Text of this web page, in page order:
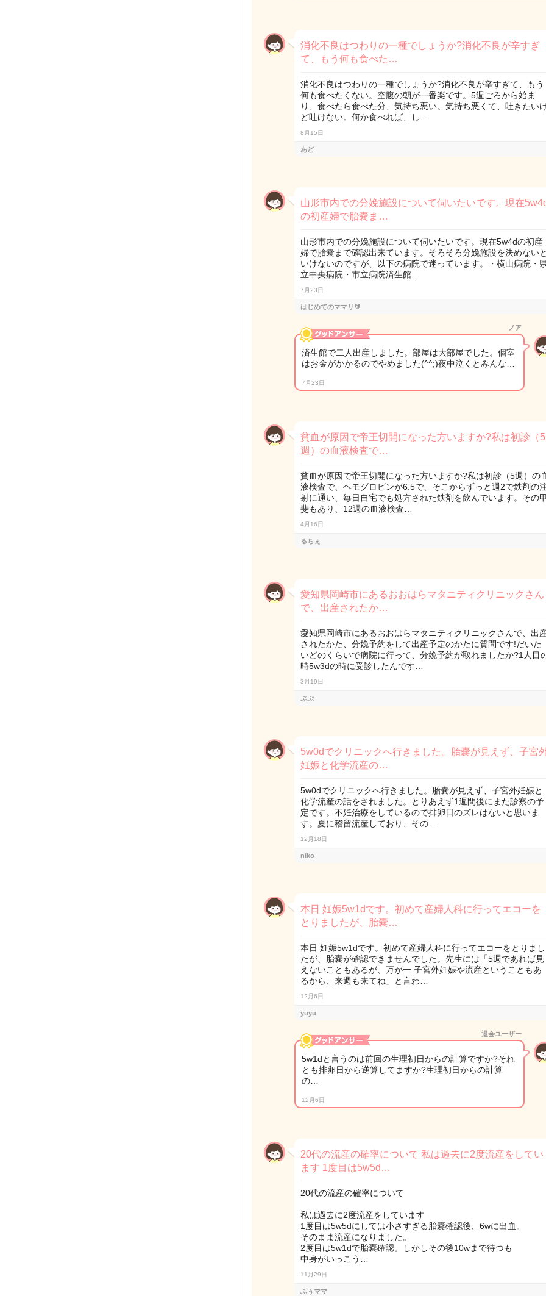
消化不良はつわりの一種でしょうか?消化不良が辛すぎ
て、もう何も食べた…
消化不良はつわりの一種でしょうか?消化不良が辛すぎて、もう
何も食べたくない。空腹の朝が一番楽です。5週ごろから始ま
り、食べたら食べた分、気持ち悪い。気持ち悪くて、吐きたい
ど吐けない。何か食べれば、し…
8月15日
あど
山形市内での分娩施設について伺いたいです。現在
の初産婦で胎嚢ま…
山形市内での分娩施設について伺いたいです。現在5w4dの初産
婦で胎嚢まで確認出来ています。そろそろ分娩施設を決めない
いけないのですが、以下の病院で迷っています。・横山病院・
立中央病院・市立病院済生館…
7月23日
はじめてのママリ🔰
ノア
済生館で二人出産しました。部屋は大部屋でした。個室
はお金がかかるのでやめました(^^;)夜中泣くとみんな…
7月23日
貧血が原因で帝王切開になった方いますか?私は初診（5
週）の血液検査で…
貧血が原因で帝王切開になった方いますか?私は初診（5週）の
液検査で、ヘモグロビンが6.5で、そこからずっと週2で鉄剤の
射に通い、毎日自宅でも処方された鉄剤を飲んでいます。その
斐もあり、12週の血液検査…
4月16日
るちぇ
愛知県岡崎市にあるおおはらマタニティクリニックさん
で、出産されたか…
愛知県岡崎市にあるおおはらマタニティクリニックさんで、出
されたかた、分娩予約をして出産予定のかたに質問です!だいた
いどのくらいで病院に行って、分娩予約が取れましたか?1人目
時5w3dの時に受診したんです…
3月19日
ぷぷ
5w0dでクリニックへ行きました。胎嚢が見えず、子宮
妊娠と化学流産の…
5w0dでクリニックへ行きました。胎嚢が見えず、子宮外妊娠と
化学流産の話をされました。とりあえず1週間後にまた診察の予
定です。不妊治療をしているので排卵日のズレはないと思いま
す。夏に稽留流産しており、その…
12月18日
niko
本日 妊娠5w1dです。初めて産婦人科に行ってエコーを
とりましたが、胎嚢…
本日 妊娠5w1dです。初めて産婦人科に行ってエコーをとりまし
たが、胎嚢が確認できませんでした。先生には「5週であれば見
えないこともあるが、万が一 子宮外妊娠や流産ということもあ
るから、来週も来てね」と言わ…
12月6日
yuyu
退会ユーザー
5w1dと言うのは前回の生理初日からの計算ですか?それ
とも排卵日から逆算してますか?生理初日からの計算
の…
12月6日
20代の流産の確率について 私は過去に2度流産をしてい
ます 1度目は5w5d…
20代の流産の確率について
私は過去に2度流産をしています
1度目は5w5dにしては小さすぎる胎嚢確認後、6wに出血。
そのまま流産になりました。
2度目は5w1dで胎嚢確認。しかしその後10wまで待つも
中身がいっこう…
11月29日
ふぅママ